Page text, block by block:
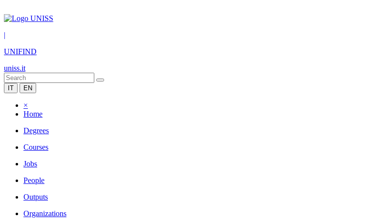
|
UNIFIND
uniss.it
IT EN
×
Home
Degrees
Courses
Jobs
People
Outputs
Organizations